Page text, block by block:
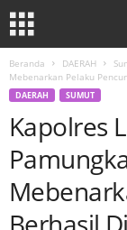
Beranda DAERAH
Mebenarkan Pelaku
DAERAH SUMUT
Kapolres